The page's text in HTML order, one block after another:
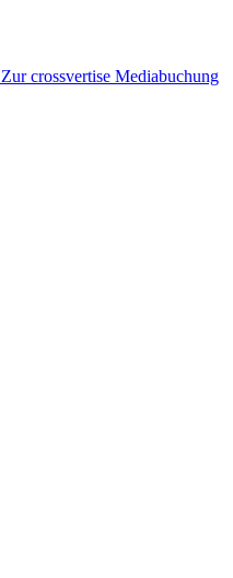
Zur crossvertise Mediabuchung